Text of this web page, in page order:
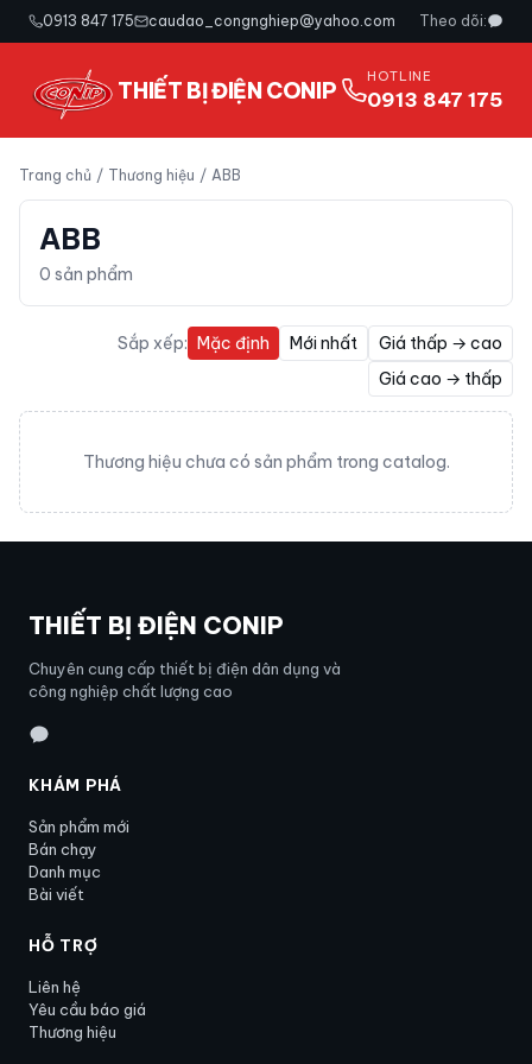
0913 847 175 caudao_congnghiep@yahoo.com Theo dõi:
THIẾT BỊ ĐIỆN CONIP
HOTLINE
0913 847 175
Trang chủ / Thương hiệu / ABB
ABB
0 sản phẩm
Sắp xếp: Mặc định Mới nhất
Giá thấp → cao
Giá cao → thấp
Thương hiệu chưa có sản phẩm trong catalog.
THIẾT BỊ ĐIỆN CONIP
Chuyên cung cấp thiết bị điện dân dụng và
công nghiệp chất lượng cao
KHÁM PHÁ
Sản phẩm mới
Bán chạy
Danh mục
Bài viết
HỖ TRỢ
Liên hệ
Yêu cầu báo giá
Thương hiệu